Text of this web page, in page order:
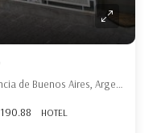
190.88 HOTEL